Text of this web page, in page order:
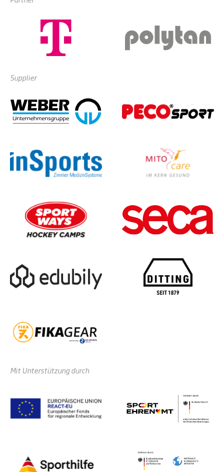
Supplier
Mit Unterstützung durch